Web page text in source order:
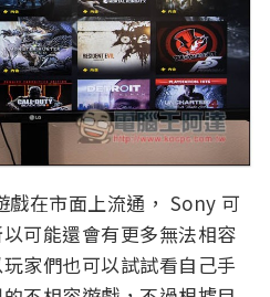
戲在市面上流通， Sony 可
可能還會有更多無法相容
家們也可以試試看自己手